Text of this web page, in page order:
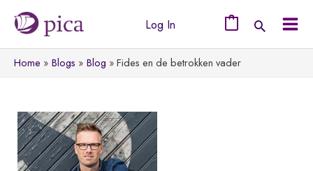
naar
de
inhoud
Log In
Home Blogs Blog Fides en de betrokken vader